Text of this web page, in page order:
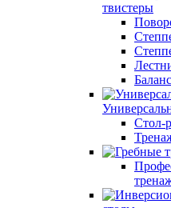
твистеры
Стол-